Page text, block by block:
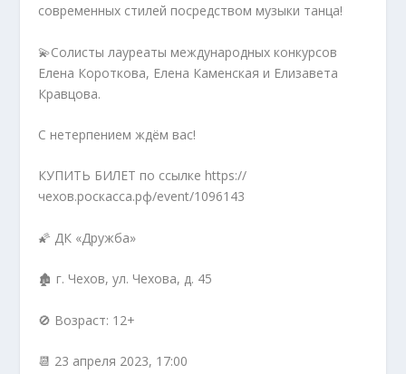
современных стилей посредством музыки танца!
💫Солисты лауреаты международных конкурсов
Елена Короткова, Елена Каменская и Елизавета
Кравцова.
С нетерпением ждём вас!
КУПИТЬ БИЛЕТ по ссылке https://
чехов.роскасса.рф/event/1096143
🌠 ДК «Дружба»
🏚 г. Чехов, ул. Чехова, д. 45
🚫 Возраст: 12+
📆 23 апреля 2023, 17:00